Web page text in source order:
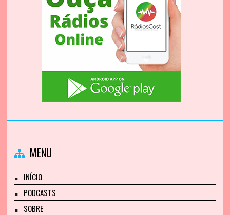
MENU
INÍCIO
PODCASTS
SOBRE